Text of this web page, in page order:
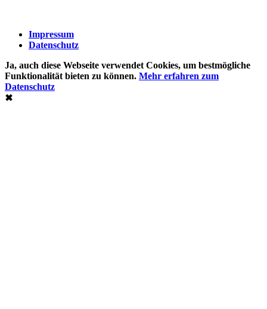
Impressum
Datenschutz
Ja, auch diese Webseite verwendet Cookies, um bestmögliche
Funktionalität bieten zu können. Mehr erfahren zum
Datenschutz
✖